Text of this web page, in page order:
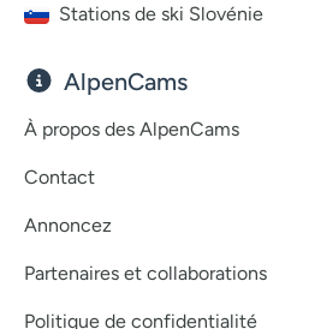
Stations de ski Slovénie
AlpenCams
À propos des AlpenCams
Contact
Annoncez
Partenaires et collaborations
Politique de confidentialité